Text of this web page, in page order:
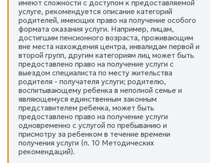
имеют сложности с доступом к предоставляемой
услуге, рекомендуется описание категорий
родителей, имеющих право на получение особого
формата оказания услуги. Например, лицам,
достигшим пенсионного возраста, проживающим
вне места нахождения центра, инвалидам первой и
второй групп, другим категориям лиц может быть
предоставлено право на получение услуги с
выездом специалиста по месту жительства
родителя - получателя услуги; родителю,
воспитывающему ребенка в неполной семье и
являющемуся единственным законным
представителем ребенка, может быть
предоставлено право на получение услуги
одновременно с услугой по пребыванию и
присмотру за ребенком в течение времени
получения услуги (п. 10 Методических
рекомендаций).